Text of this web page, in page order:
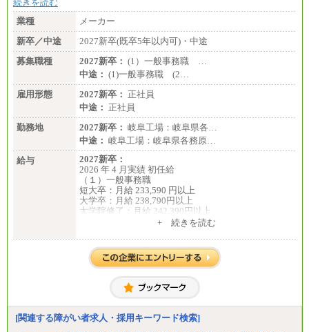
続きを読む
業種
メーカー
新卒／中途
2027新卒(既卒5年以内可)・中途
募集職種
2027新卒： (1）一般事務職 …
中途： (1)一般事務職 (2…
雇用形態
2027新卒： 正社員
中途： 正社員
勤務地
2027新卒： 岐阜工場：岐阜県各…
中途： 岐阜工場：岐阜県各務原…
給与
2027新卒：
2026 年 4 月実績 初任給
（１）一般事務職
短大卒：月給 233,590 円以上
大学卒：月給 238,790円以上
大学院修了：月給 242,390円以上
※試用期間中も給与に変更ございません。
短大卒：月給 257,650 円以上
大学卒：月給 268,150円以上
大学院修了：月給 271,350円以上
（１）一般事務職
月給 229,440 円以上
※試用期間中も給与に変更ございません。
（２）生産補助職
+ 続きを読む
[関連する障がい者求人・採用キーワード検索]